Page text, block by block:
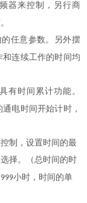
器来控制，另行商
任意参数。另外摆
连续工作的时间均
有时间累计功能。
电时间开始计时，
制，设置时间的最
择。（总时间的时
999小时，时间的单